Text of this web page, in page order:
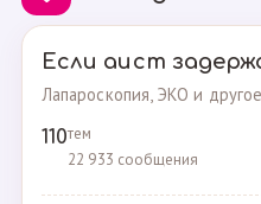
Если аист
Лапароскопия, ЭКО и другое
110тем
22 933 сообщения